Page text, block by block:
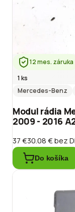
12 mes. záruka
1 ks
Mercedes-Benz
Modul rádia
2009 - 2016
37 €30.08 €bez
Do košíka